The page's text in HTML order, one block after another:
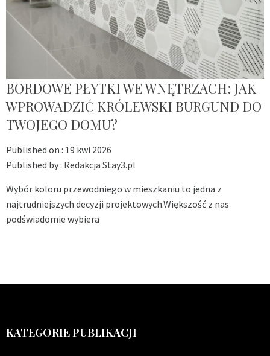
BORDOWE PŁYTKI WE WNĘTRZACH: JAK
WPROWADZIĆ KRÓLEWSKI BURGUND DO
TWOJEGO DOMU?
Published on : 19 kwi 2026
Published by : Redakcja Stay3.pl
Wybór koloru przewodniego w mieszkaniu to jedna z
najtrudniejszych decyzji projektowych.Większość z nas
podświadomie wybiera
KATEGORIE PUBLIKACJI